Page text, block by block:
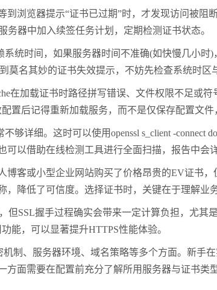
览器提示“证书已过期”时，才发现访问被阻
务器中加入续签任务计划，定期检测证书状态。
时间，如果服务器时间不准确(如快慢几小时)
名其妙的证书失效提示，不妨先检查系统时区
加载证书时路径拼写错误、文件权限不足或
置后记得重新加载服务，而不是仅保存配置文件
细。这时可以使用openssl s_client -connect
以借助在线检测工具进行全面扫描，报告中会
或小型企业网站购买了价格昂贵的EV证书，
降低了可信度。选择证书时，关键在于理解业
SSL握手过程确实会带来一定计算负担，尤其
能，可以显著提升HTTPS性能体验。
、服务器环境、域名策略等多个方面。新手
面需要在配置前充分了解所用服务器与证书类